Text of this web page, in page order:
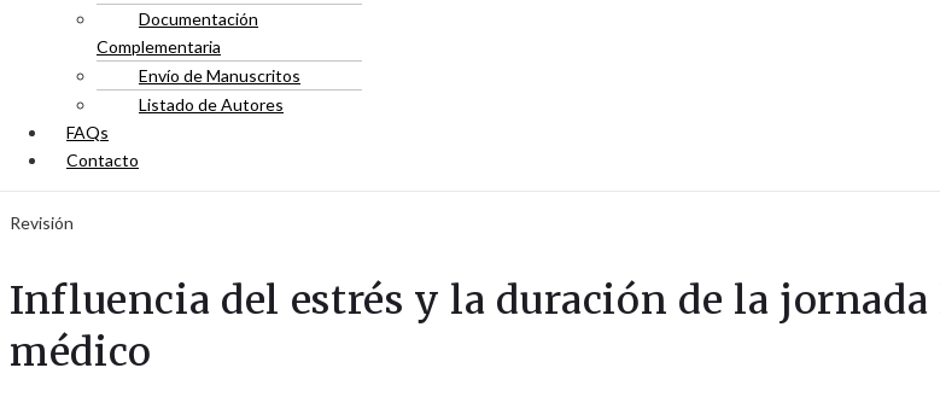
Documentación
Complementaria
Envío de Manuscritos
Listado de Autores
FAQs
Contacto
Revisión
Influencia del estrés y la duración de la
médico